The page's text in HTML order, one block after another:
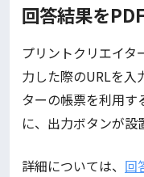
回答結果を
プリントクリエイ
力した際のURLを入
ターの帳票を利用す
に、出力ボタンが設
詳細については、 回